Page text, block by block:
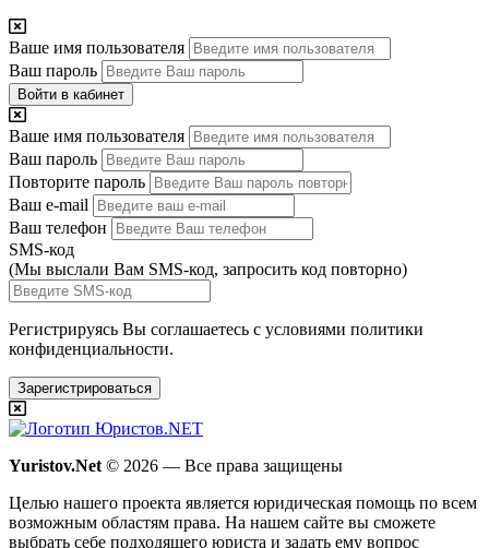
Ваше имя пользователя
Ваш пароль
Войти в кабинет
Ваше имя пользователя
Ваш пароль
Повторите пароль
Ваш e-mail
Ваш телефон
SMS-код
(Мы выслали Вам SMS-код, запросить код повторно)
Регистрируясь Вы соглашаетесь с условиями политики
конфиденциальности.
Зарегистрироваться
Yuristov.Net © 2026 — Все права защищены
Целью нашего проекта является юридическая помощь по всем
возможным областям права. На нашем сайте вы сможете
выбрать себе подходящего юриста и задать ему вопрос